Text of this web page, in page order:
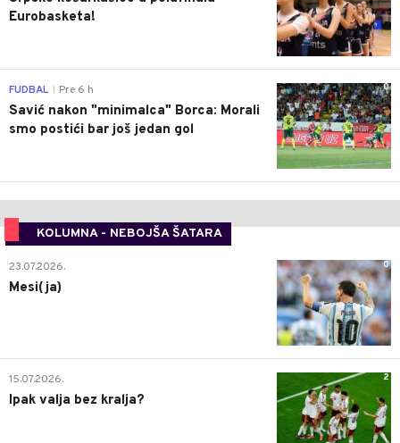
Eurobasketa!
0
FUDBAL Pre 6 h
Savić nakon "minimalca" Borca: Morali
smo postići bar još jedan gol
KOLUMNA - NEBOJŠA ŠATARA
0
23.07.2026.
Mesi(ja)
2
15.07.2026.
Ipak valja bez kralja?